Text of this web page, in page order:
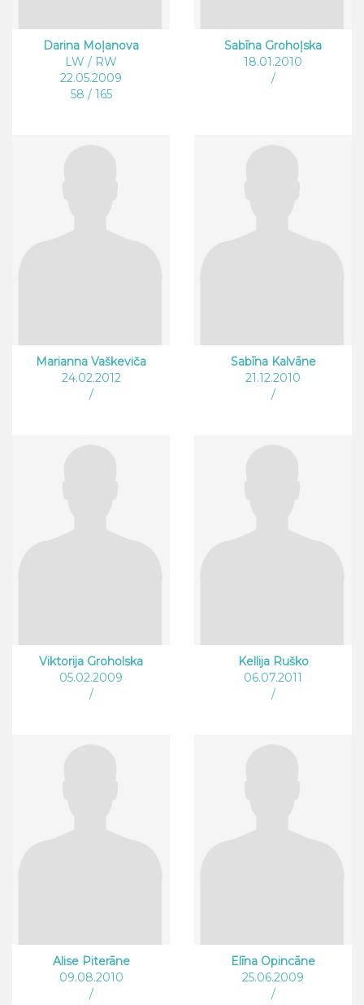
Darina Moļanova
LW / RW
22.05.2009
58 / 165
Sabīna Grohoļska
18.01.2010
/
Marianna Vaškeviča
24.02.2012
/
Sabīna Kalvāne
21.12.2010
/
Viktorija Groholska
05.02.2009
/
Kellija Ruško
06.07.2011
/
Alise Piterāne
09.08.2010
/
Elīna Opincāne
25.06.2009
/